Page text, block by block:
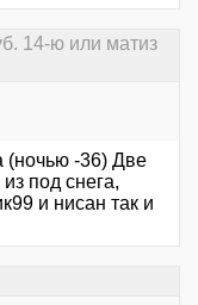
14-ю или матиз
(ночью -36) Две
под снега,
и нисан так и